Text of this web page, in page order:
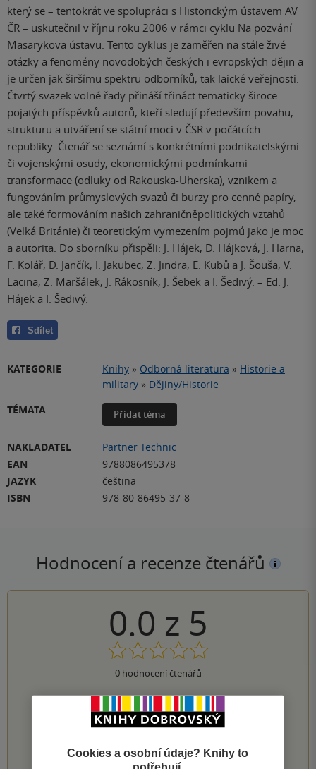
který se – tentokrát ve spolupráci s Historickým ústavem AV
ČR – uskutečnil v říjnu roku 2006 v rámci cyklu Na pozvání
Masarykova ústavu. Tento cyklus je zaměřen na stále živé
otázky a fenomény novodobých českých i evropských dějin a
je určen jak širšímu spektru odborníků, tak laické veřejnosti.
Čtvrtý svazek volné řady přináší třináct tematicky široce
pojatých příspěvků autorů, kteří sledují především povahu,
strukturu a utváření se státní moci v ČSR v počátcích
republiky. Čtenář se seznámí s konkrétními podnikatelskými
či vojenskými osudy, ekonomickými podmínkami
transformace (odluky od Rakouska-Uherska), vznikem a
fungováním průmyslových svazů či burzy pro cenné papíry,
ale také formováním našich zahraničněpolitických vztahů
(Velká Británie) či teoretickým vymezením pojmů jako je moc
a autorita. Do sborníku přispěli: J. Hájek, D. Hájková, J. Harna,
F. Kolář, D. Jančík, I. Jakubec, Z. Jindra, E. Kubů a J. Šouša, V.
Lacina, Z. Maršálek, J. Rákosník, J. Šebek a I. Šedivý. – Ed. J.
Hájek a I. Šedivý.
Sdílet
KATEGORIE Knihy » Odborná literatura » Historie a
military » Dějiny/Historie
TÉMATA
Přidat téma
NAKLADATEL
Partner Technic
EAN
9788086495378
JAZYK
čeština
ISBN
978-80-86495-37-8
Hodnocení a recenze čtenářů
0.0 z 5
0hodnocení čtenářů
0×
5 hvězdiček
0×
4 hvězdičky
0×
2 hvězdičky
Cookies a osobní údaje? Knihy to